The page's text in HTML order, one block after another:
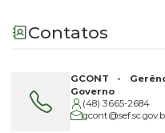
Contatos
GCONT -
Governo
(48) 3665-2684